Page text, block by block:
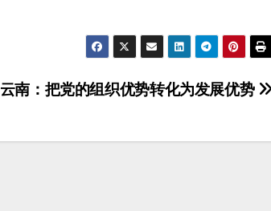
云南：把党的组织优势转化为发展优势